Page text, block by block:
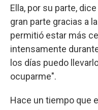
Ella, por su parte,
gran parte gracias a
permitió estar más
intensamente
los días puedo
ocuparme".
Hace un tiempo que